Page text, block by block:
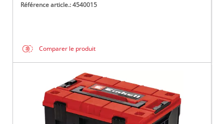
Référence article.: 4540015
Comparer le produit